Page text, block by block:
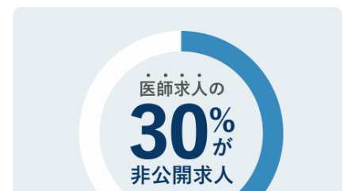
で、機密保持に関してもご安心ください。
ので、まずはご登録ください。